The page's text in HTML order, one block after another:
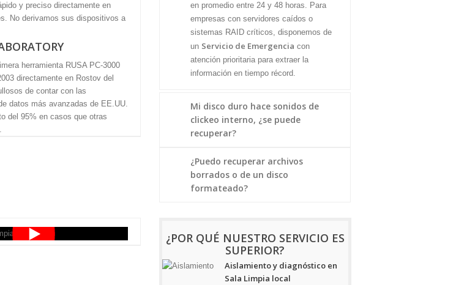
y preciso directamente en
No derivamos sus dispositivos a
herramienta RUSA PC-3000
directamente en Rostov del
de contar con las
datos más avanzadas de EE.UU.
del 95% en casos que otras
en promedio entre 24 y 48 horas. Para
empresas con servidores caídos o
sistemas RAID críticos, disponemos de
un Servicio de Emergencia con
atención prioritaria para extraer la
información en tiempo récord.
Mi disco duro hace sonidos de
clickeo interno, ¿se puede
recuperar?
¿Puedo recuperar archivos
borrados o de un disco
formateado?
¿POR QUÉ NUESTRO SERVICIO ES
SUPERIOR?
Aislamiento y diagnóstico en
Sala Limpia local